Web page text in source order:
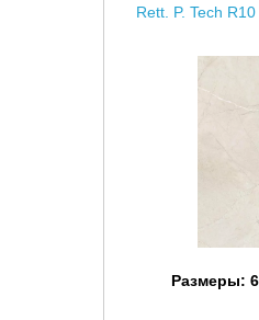
Rett. P. Tech
Размеры: